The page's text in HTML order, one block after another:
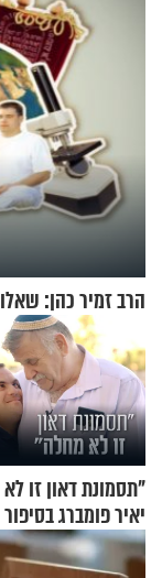
הרב זמיר כהן:
"תסמונת דאון זו
יאיר פומברג
מעורר השראה